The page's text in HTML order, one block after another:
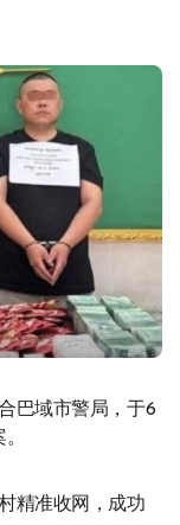
精准收网，成功